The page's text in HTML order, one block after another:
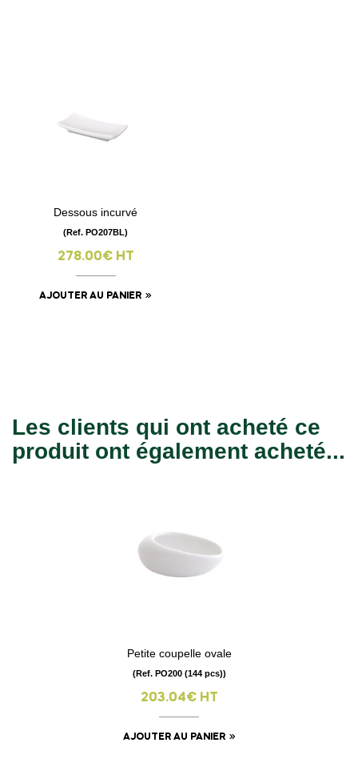
Dessous incurvé
(Ref. PO207BL)
278.00€ HT
AJOUTER AU PANIER
Les clients qui ont acheté ce
produit ont également acheté...
Petite coupelle ovale
(Ref. PO200 (144 pcs))
203.04€ HT
AJOUTER AU PANIER